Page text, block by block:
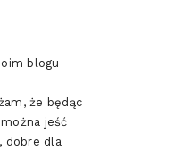
blogu
że będąc
jeść
dobre dla